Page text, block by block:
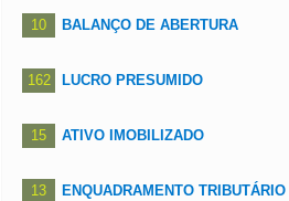
10 BALANÇO DE ABERTURA
162 LUCRO PRESUMIDO
15 ATIVO IMOBILIZADO
13 ENQUADRAMENTO TRIBUTÁRIO